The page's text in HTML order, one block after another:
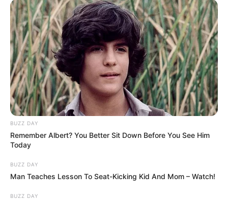
BUZZ DAY
Remember Albert? You Better Sit Down Before You See Him
Today
BUZZ DAY
Man Teaches Lesson To Seat-Kicking Kid And Mom – Watch!
BUZZ DAY